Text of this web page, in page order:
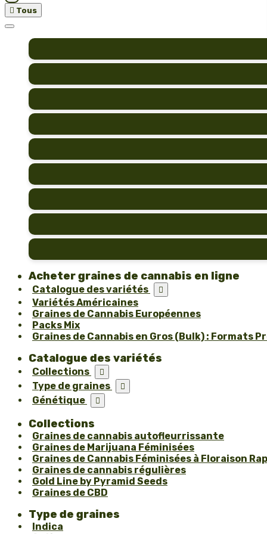
 Tous
Acheter graines de cannabis en ligne
Catalogue des variétés 
Variétés Américaines
Graines de Cannabis Européennes
Packs Mix
Graines de Cannabis en Gros (Bulk) : Formats
Catalogue des variétés
Collections 
Type de graines 
Génétique 
Collections
Graines de cannabis autofleurrissante
Graines de Marijuana Féminisées
Graines de Cannabis Féminisées à Floraison
Graines de cannabis régulières
Gold Line by Pyramid Seeds
Graines de CBD
Type de graines
Indica